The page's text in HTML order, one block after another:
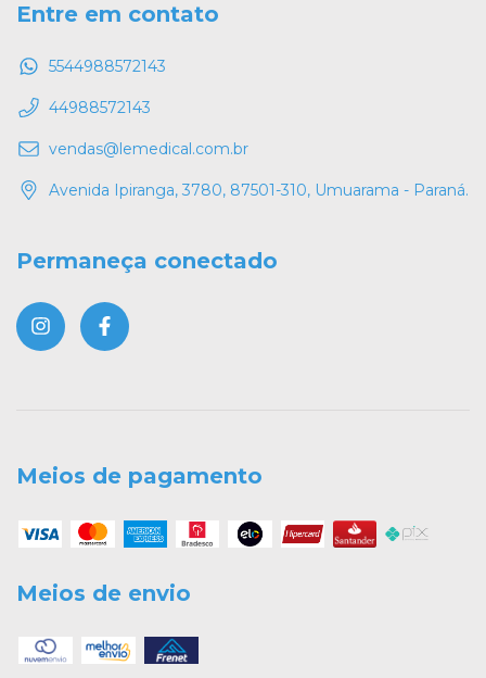
Entre em contato
5544988572143
44988572143
vendas@lemedical.com.br
Avenida Ipiranga, 3780, 87501-310, Umuarama - Paraná.
Permaneça conectado
Meios de pagamento
Meios de envio